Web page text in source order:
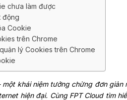
chưa làm được
động
Cookie
trên Chrome
lý Cookies trên Chrome
một khái niệm tưởng chừng đơn
hiện đại. Cùng FPT Cloud tìm